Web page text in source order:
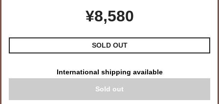
¥8,580
SOLD OUT
International shipping available
Sold out